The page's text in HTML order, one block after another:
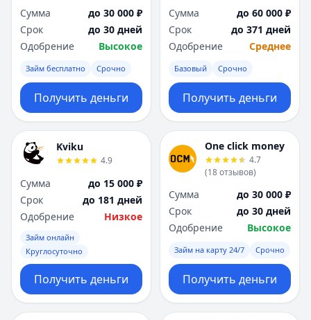
Сумма
до 30 000 ₽
Срок
до 30 дней
Одобрение
Высокое
Займ бесплатно Срочно
Получить деньги
Сумма
до 60 000 ₽
Срок
до 371 дней
Одобрение
Среднее
Базовый Срочно
Получить деньги
Kviku
4.9
Сумма
до 15 000 ₽
Срок
до 181 дней
Одобрение
Низкое
Займ онлайн
Круглосуточно
Получить деньги
One click money
4.7
(18отзывов)
Сумма
до 30 000 ₽
Срок
до 30 дней
Одобрение
Высокое
Займ на карту 24/7 Срочно
Получить деньги